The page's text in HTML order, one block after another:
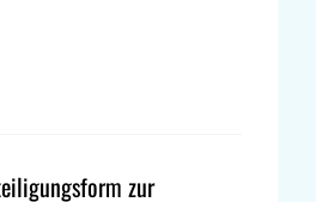
zur